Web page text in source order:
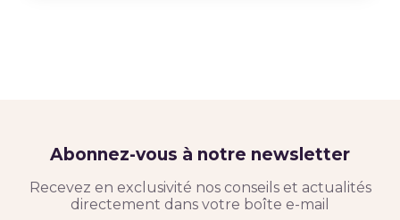
Abonnez-vous à notre newsletter
Recevez en exclusivité nos conseils et actualités
directement dans votre boîte e-mail